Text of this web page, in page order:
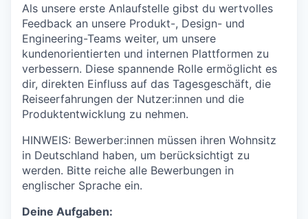
Als unsere erste Anlaufstelle gibst du wertvolles
Feedback an unsere Produkt-, Design- und
Engineering-Teams weiter, um unsere
kundenorientierten und internen Plattformen zu
verbessern. Diese spannende Rolle ermöglicht es
dir, direkten Einfluss auf das Tagesgeschäft, die
Reiseerfahrungen der Nutzer:innen und die
Produktentwicklung zu nehmen.
HINWEIS: Bewerber:innen müssen ihren Wohnsitz
in Deutschland haben, um berücksichtigt zu
werden. Bitte reiche alle Bewerbungen in
englischer Sprache ein.
Deine Aufgaben: